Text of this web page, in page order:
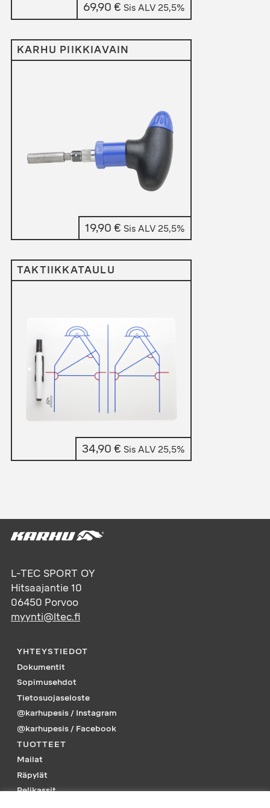
69,90 € Sis ALV 25,5%
KARHU PIIKKIAVAIN
19,90 € Sis ALV 25,5%
TAKTIIKKATAULU
34,90 € Sis ALV 25,5%
L-TEC SPORT OY
Hitsaajantie 10
06450 Porvoo
myynti@ltec.fi
YHTEYSTIEDOT
Dokumentit
Sopimusehdot
Tietosuojaseloste
@karhupesis / Instagram
@karhupesis / Facebook
TUOTTEET
Mailat
Räpylät
Pelikassit